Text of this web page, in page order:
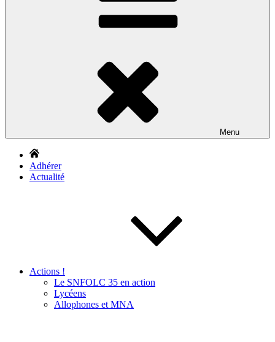
Menu
Adhérer
Actualité
Actions !
Le SNFOLC 35 en action
Lycéens
Allophones et MNA